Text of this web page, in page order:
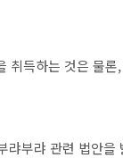
득하는 것은 물
부랴 관련 법안